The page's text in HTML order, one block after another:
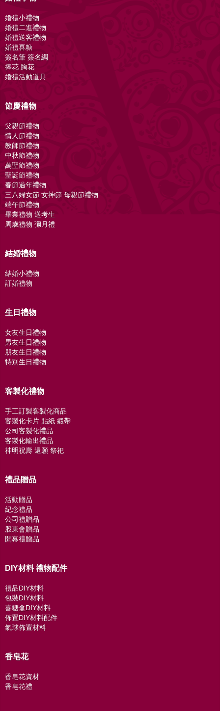
婚禮小禮物
婚禮二進禮物
婚禮送客禮物
婚禮喜糖
簽名筆 簽名綢
捧花 胸花
婚禮活動道具
節慶禮物
父親節禮物
情人節禮物
教師節禮物
中秋節禮物
萬聖節禮物
聖誕節禮物
春節過年禮物
三八婦女節 女神節 母親節禮物
端午節禮物
畢業禮物 送考生
周歲禮物 彌月禮
結婚禮物
結婚小禮物
訂婚禮物
生日禮物
女友生日禮物
男友生日禮物
朋友生日禮物
特別生日禮物
客製化禮物
手工訂製客製化商品
客製化卡片 貼紙 緞帶
公司客製化禮品
客製化輸出禮品
神明祝壽 還願 祭祀
禮品贈品
活動贈品
紀念禮品
公司禮贈品
股東會贈品
開幕禮贈品
DIY材料 禮物配件
禮品DIY材料
包裝DIY材料
喜糖盒DIY材料
佈置DIY材料配件
氣球佈置材料
香皂花
香皂花資材
香皂花禮